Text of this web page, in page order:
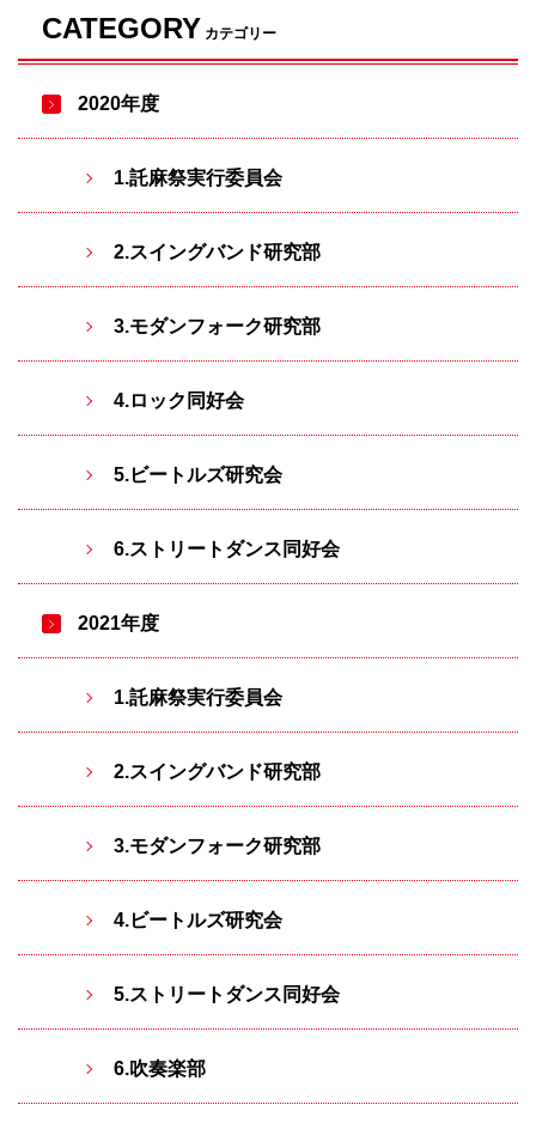
CATEGORY カテゴリー
2020年度
1.託麻祭実行委員会
2.スイングバンド研究部
3.モダンフォーク研究部
4.ロック同好会
5.ビートルズ研究会
6.ストリートダンス同好会
2021年度
1.託麻祭実行委員会
2.スイングバンド研究部
3.モダンフォーク研究部
4.ビートルズ研究会
5.ストリートダンス同好会
6.吹奏楽部